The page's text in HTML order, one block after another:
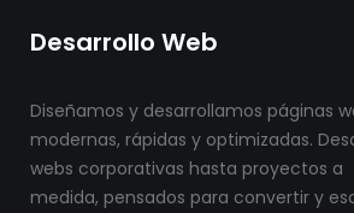
Desarrollo Web
Diseñamos y desarrollamos páginas
modernas, rápidas y optimizadas.
webs corporativas hasta proyectos a
medida, pensados para convertir y